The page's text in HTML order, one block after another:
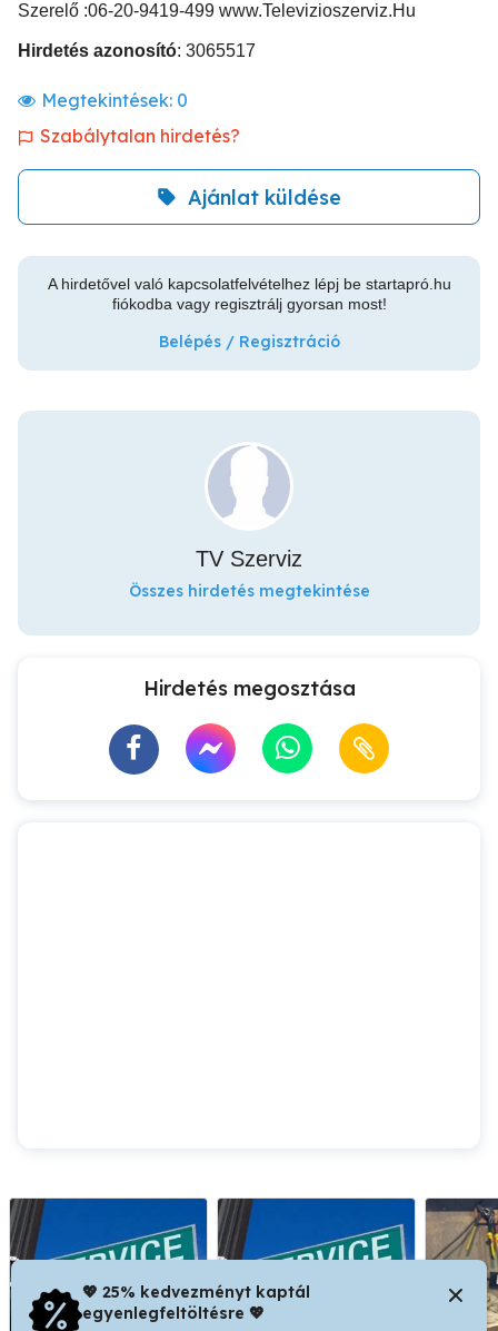
Szerelő :06-20-9419-499 www.Televizioszerviz.Hu
Hirdetés azonosító: 3065517
Megtekintések: 0
Szabálytalan hirdetés?
Ajánlat küldése
A hirdetővel való kapcsolatfelvételhez lépj be startapró.hu
fiókodba vagy regisztrálj gyorsan most!
Belépés / Regisztráció
TV Szerviz
Összes hirdetés megtekintése
Hirdetés megosztása
💖 25% kedvezményt kaptál
egyenlegfeltöltésre 💖